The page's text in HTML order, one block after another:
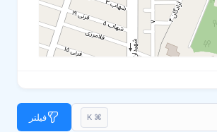
⌘ K فیلتر